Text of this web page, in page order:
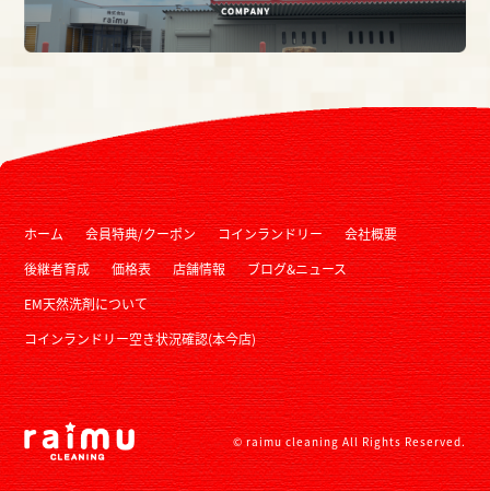
ホーム 会員特典/クーポン コインランドリー
会社概要
後継者育成
価格表 店舗情報
ブログ&ニュース
EM天然洗剤について
コインランドリー空き状況確認(本今店)
© raimu cleaning All Rights Reserved.